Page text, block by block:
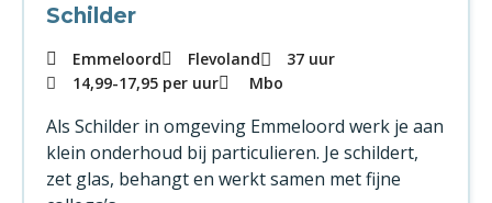
Schilder
Emmeloord Flevoland
37 uur
14,99-17,95 per uur Mbo
Als Schilder in omgeving Emmeloord werk je aan
klein onderhoud bij particulieren. Je schildert,
zet glas, behangt en werkt samen met fijne